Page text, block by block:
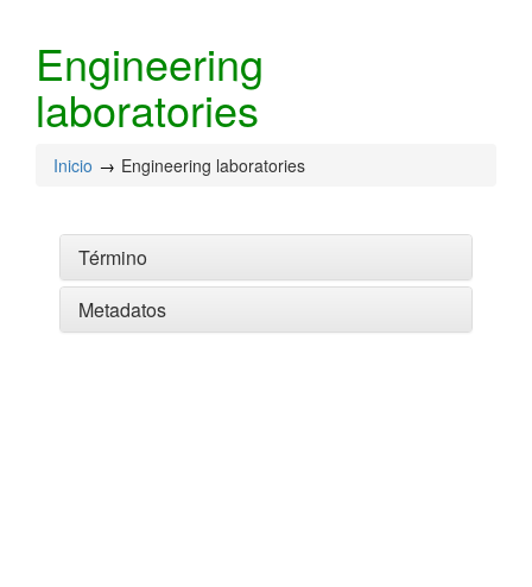
Engineering
laboratories
Inicio Engineering laboratories
Término
Metadatos